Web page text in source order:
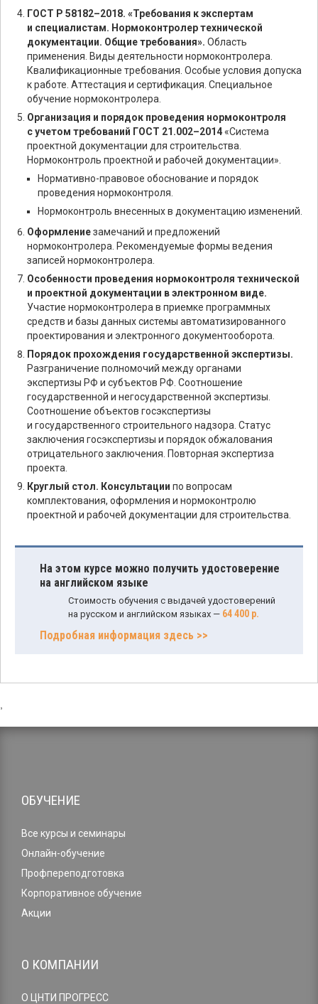
ГОСТ Р 58182–2018. «Требования к экспертам
и специалистам. Нормоконтролер технической
документации. Общие требования». Область
применения. Виды деятельности нормоконтролера.
Квалификационные требования. Особые условия допуска
к работе. Аттестация и сертификация. Специальное
обучение нормоконтролера.
Организация и порядок проведения нормоконтроля
с учетом требований ГОСТ 21.002–2014«Система
проектной документации для строительства.
Нормоконтроль проектной и рабочей документации».
Нормативно-правовое обоснование и порядок
проведения нормоконтроля.
Нормоконтроль внесенных в документацию изменений.
Оформлениезамечаний и предложений
нормоконтролера. Рекомендуемые формы ведения
записей нормоконтролера.
Особенности проведения нормоконтроля технической
и проектной документации в электронном виде.
Участие нормоконтролера в приемке программных
средств и базы данных системы автоматизированного
проектирования и электронного документооборота.
Порядок прохождения государственной экспертизы.
Разграничение полномочий между органами
экспертизы РФ и субъектов РФ. Соотношение
государственной и негосударственной экспертизы.
Соотношение объектов госэкспертизы
и государственного строительного надзора. Статус
заключения госэкспертизы и порядок обжалования
отрицательного заключения. Повторная экспертиза
проекта.
Круглый стол. Консультации по вопросам
комплектования, оформления и нормоконтролю
проектной и рабочей документации для строительства.
На этом курсе можно получить удостоверение
на английском языке
Стоимость обучения с выдачей удостоверений
на русском и английском языках — 64 400 р.
Подробная информация здесь >>
ОБУЧЕНИЕ
Все курсы и семинары
Онлайн-обучение
Профпереподготовка
Корпоративное обучение
Акции
О КОМПАНИИ
О ЦНТИ ПРОГРЕСС